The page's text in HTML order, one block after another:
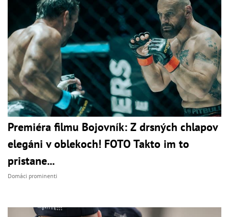
Premiéra filmu Bojovník: Z drsných chlapov
elegáni v oblekoch! FOTO Takto im to
pristane...
Domáci prominenti